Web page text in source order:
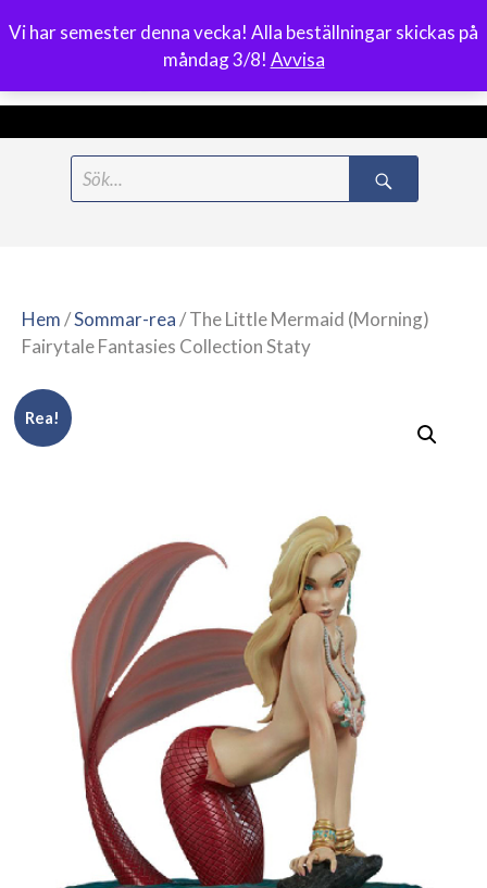
Vi har semester denna vecka! Alla beställningar skickas på
måndag 3/8! Avvisa
0
Meny
Hem/Sommar-rea/ The Little Mermaid (Morning)
Fairytale Fantasies Collection Staty
Rea!